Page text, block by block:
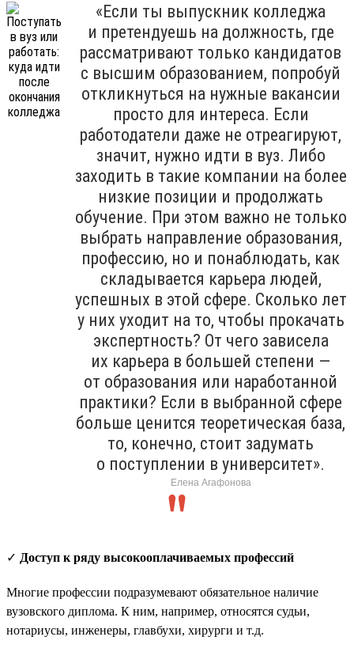
«Если ты выпускник колледжа
и претендуешь на должность, где
рассматривают только кандидатов
с высшим образованием, попробуй
откликнуться на нужные вакансии
просто для интереса. Если
работодатели даже не отреагируют,
значит, нужно идти в вуз. Либо
заходить в такие компании на более
низкие позиции и продолжать
обучение. При этом важно не только
выбрать направление образования,
профессию, но и понаблюдать, как
складывается карьера людей,
успешных в этой сфере. Сколько лет
у них уходит на то, чтобы прокачать
экспертность? От чего зависела
их карьера в большей степени —
от образования или наработанной
практики? Если в выбранной сфере
больше ценится теоретическая база,
то, конечно, стоит задумать
о поступлении в университет».
Елена Агафонова
✓ Доступ к ряду высокооплачиваемых профессий
Многие профессии подразумевают обязательное наличие
вузовского диплома. К ним, например, относятся судьи,
нотариусы, инженеры, главбухи, хирурги и т.д.